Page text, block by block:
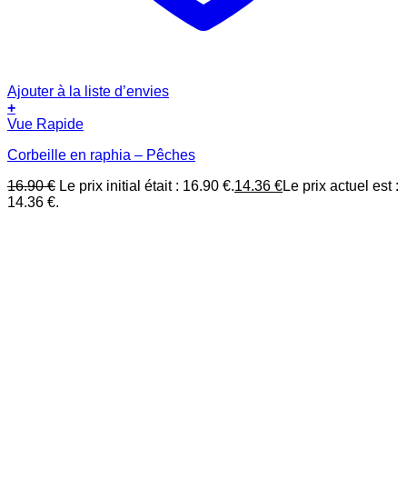
Ajouter à la liste d’envies
+
Vue Rapide
Corbeille en raphia – Pêches
16.90€ Le prix initial était : 16.90 €.14.36 €Le prix actuel est :
14.36 €.